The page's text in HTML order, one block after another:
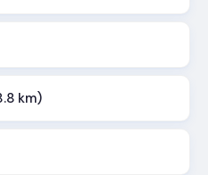
km)